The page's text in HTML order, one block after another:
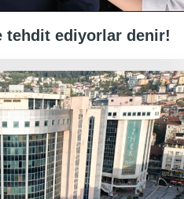
tehdit ediyorlar denir!